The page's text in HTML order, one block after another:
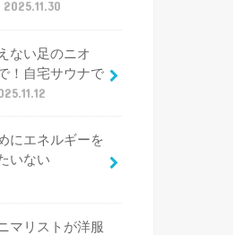
2025.11.30
ない足のニオ
！自宅サウナで
にエネルギーを
いない
マリストが洋服